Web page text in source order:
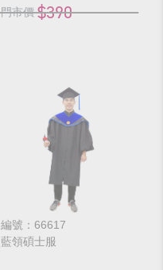
門市價 $390
編號：66617
藍領碩士服